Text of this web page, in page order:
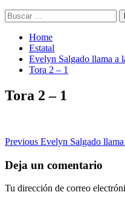
Buscar:
Home
Estatal
Evelyn Salgado llama a
Tora 2 – 1
Tora 2 – 1
Post
navigation
Previous Evelyn Salgado
Deja un comentario
Tu dirección de correo